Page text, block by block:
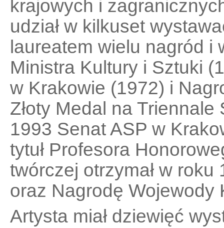
krajowych i
udział w kilkuset
laureatem wielu nagród
Ministra Kultury i Sztuki
w Krakowie (1972) i
Złoty Medal na
1993 Senat ASP w
tytuł Profesora
twórczej otrzymał w
oraz Nagrodę Wojewody
Artysta miał dziewięć